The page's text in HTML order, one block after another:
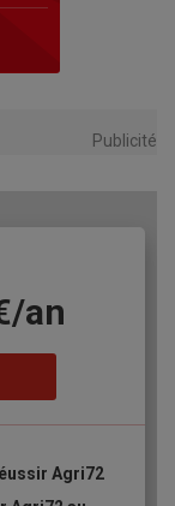
Publicité
an
Agri72